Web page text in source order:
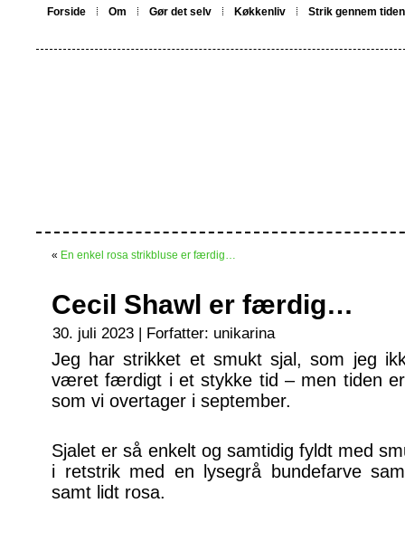
Forside Om Gør det selv Køkkenliv Strik gennem tiden
« En enkel rosa strikbluse er færdig…
Cecil Shawl er færdig…
30. juli 2023 | Forfatter: unikarina
Jeg har strikket et smukt sjal, som jeg
været færdigt i et stykke tid – men tiden
som vi overtager i september.
Sjalet er så enkelt og samtidig fyldt med
i retstrik med en lysegrå bundefarve
samt lidt rosa.